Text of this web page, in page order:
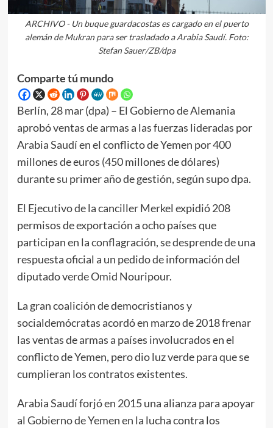
ARCHIVO - Un buque guardacostas es cargado en el puerto
alemán de Mukran para ser trasladado a Arabia Saudí. Foto:
Stefan Sauer/ZB/dpa
Comparte tú mundo
Berlín, 28 mar (dpa) – El Gobierno de Alemania
aprobó ventas de armas a las fuerzas lideradas por
Arabia Saudí en el conflicto de Yemen por 400
millones de euros (450 millones de dólares)
durante su primer año de gestión, según supo dpa.
El Ejecutivo de la canciller Merkel expidió 208
permisos de exportación a ocho países que
participan en la conflagración, se desprende de una
respuesta oficial a un pedido de información del
diputado verde Omid Nouripour.
La gran coalición de democristianos y
socialdemócratas acordó en marzo de 2018 frenar
las ventas de armas a países involucrados en el
conflicto de Yemen, pero dio luz verde para que se
cumplieran los contratos existentes.
Arabia Saudí forjó en 2015 una alianza para apoyar
al Gobierno de Yemen en la lucha contra los